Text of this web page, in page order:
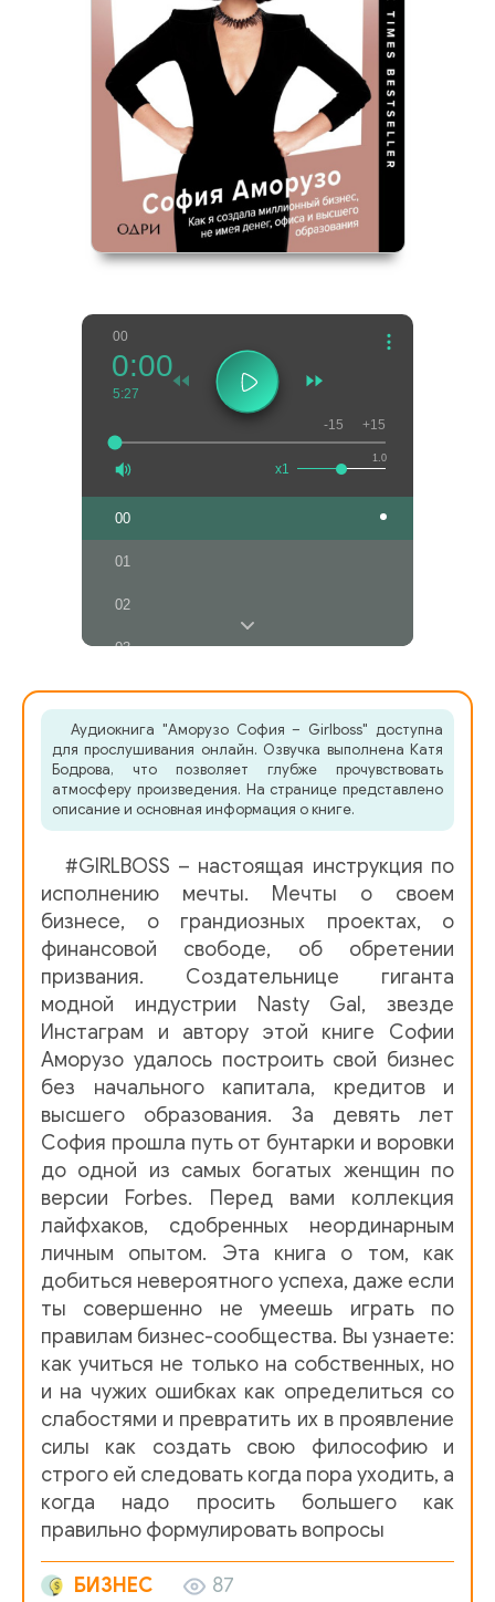
00
0:00
5:27
1.0
x1
-15 +15
00
01
02
03
04
05
08
10
Аудиокнига "Аморузо София – Girlboss" доступна
для прослушивания онлайн. Озвучка выполнена Катя
Бодрова, что позволяет глубже прочувствовать
атмосферу произведения. На странице представлено
описание и основная информация о книге.
#GIRLBOSS – настоящая инструкция по
исполнению мечты. Мечты о своем
бизнесе, о грандиозных проектах, о
финансовой свободе, об обретении
призвания. Создательнице гиганта
модной индустрии Nasty Gal, звезде
Инстаграм и автору этой книге Софии
Аморузо удалось построить свой бизнес
без начального капитала, кредитов и
высшего образования. За девять лет
София прошла путь от бунтарки и воровки
до одной из самых богатых женщин по
версии Forbes. Перед вами коллекция
лайфхаков, сдобренных неординарным
личным опытом. Эта книга о том, как
добиться невероятного успеха, даже если
ты совершенно не умеешь играть по
правилам бизнес-сообщества. Вы узнаете:
как учиться не только на собственных, но
и на чужих ошибках как определиться со
слабостями и превратить их в проявление
силы как создать свою философию и
строго ей следовать когда пора уходить, а
когда надо просить большего как
правильно формулировать вопросы
БИЗНЕС 87